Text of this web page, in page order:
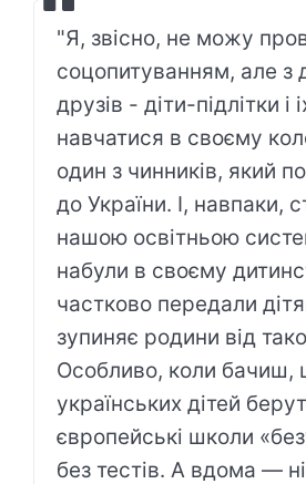
"Я, звісно, не можу
соцопитуванням, але з
друзів - діти-підлітки і
навчатися в своєму
один з чинників, який
до України. І, навпаки,
нашою освітньою
набули в своєму
частково передали
зупиняє родини від
Особливо, коли бачиш,
українських дітей
європейські школи
без тестів. А вдома —